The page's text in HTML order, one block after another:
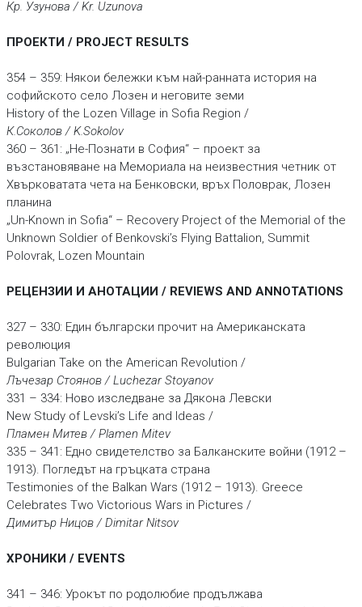
Кр. Узунова / Kr. Uzunova
ПРОЕКТИ / PROJECT RESULTS
354 – 359: Някои бележки към най-ранната история на
софийското село Лозен и неговите земи
History of the Lozen Village in Sofia Region /
К.Соколов / K.Sokolov
360 – 361: „Не-Познати в София“ – проект за
възстановяване на Мемориала на неизвестния четник от
Хвърковатата чета на Бенковски, връх Половрак, Лозен
планина
„Un-Known in Sofia“ – Recovery Project of the Memorial of the
Unknown Soldier of Benkovski’s Flying Battalion, Summit
Polovrak, Lozen Mountain
РЕЦЕНЗИИ И АНОТАЦИИ / REVIEWS AND ANNOTATIONS
327 – 330: Един български прочит на Американската
революция
Bulgarian Take on the American Revolution /
Лъчезар Стоянов / Luchezar Stoyanov
331 – 334: Ново изследване за Дякона Левски
New Study of Levski’s Life and Ideas /
Пламен Митев / Plamen Mitev
335 – 341: Едно свидетелство за Балканските войни (1912 –
1913). Погледът на гръцката страна
Testimonies of the Balkan Wars (1912 – 1913). Greece
Celebrates Two Victorious Wars in Pictures /
Димитър Ницов / Dimitar Nitsov
ХРОНИКИ / EVENTS
341 – 346: Урокът по родолюбие продължава